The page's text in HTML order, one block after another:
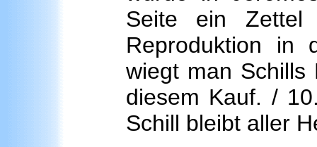
Seite ein Zettel
Reproduktion in
wiegt man
diesem Kauf. /
Schill bleibt aller